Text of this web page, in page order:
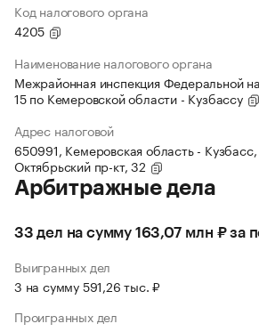
Код налогового органа
4205
Наименование налогового органа
Межрайонная инспекция Федеральной
15 по Кемеровской области - Кузбассу
Адрес налоговой
650991, Кемеровская область -
Октябрьский пр-кт, 32
Арбитражные дела
33 дел на сумму 163,07 млн ₽ за
Выигранных дел
3 на сумму 591,26 тыс. ₽
Проигранных дел